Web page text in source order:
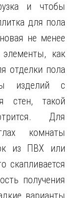
и чтобы
для пола
не менее
как
отделки пола
изделий с
стен, такой
Для
комнаты
из ПВХ или
скапливается
получения
варианты